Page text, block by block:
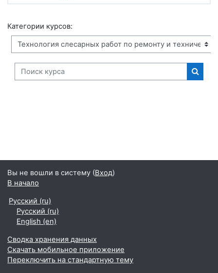
Категории курсов:
Поиск курса
Поиск
Вы не вошли в систему (Вход)
В начало
Русский ‎(ru)‎
Русский ‎(ru)‎
English ‎(en)‎
Сводка хранения данных
Скачать мобильное приложение
Переключить на стандартную тему